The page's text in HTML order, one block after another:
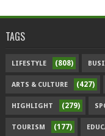
TAGS
LIFESTYLE (808)
ARTS & CULTURE (427)
HIGHLIGHT (279)
TOURISM (177)